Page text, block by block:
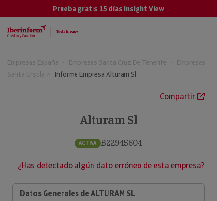
Prueba gratis 15 días Insight View
Empresas España Empresas Santa Cruz De Tenerife
Empresas
Santa Ursula
Informe Empresa Alturam Sl
Compartir
Alturam Sl
ACTIVA B22945604
¿Has detectado algún dato erróneo de esta empresa?
Datos Generales de ALTURAM SL